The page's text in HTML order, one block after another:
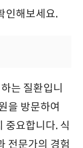
인해보세요.
는 질환입니
을 방문하여
중요합니다. 식
전문가의 경험